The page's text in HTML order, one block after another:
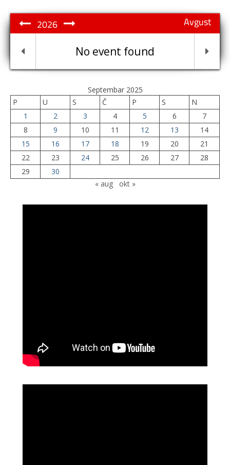
Avgust
2026
No event found
Septembar 2025
P
U S Č P S
N
1
2 3 4 5 6
7
8
9 10 11 12 13
14
15
16 17 18 19 20
21
22
23 24 25 26 27
28
29
30
« aug
okt »